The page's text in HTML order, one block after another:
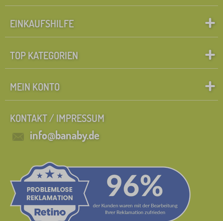
EINKAUFSHILFE
TOP KATEGORIEN
MEIN KONTO
KONTAKT / IMPRESSUM
info@banaby.de